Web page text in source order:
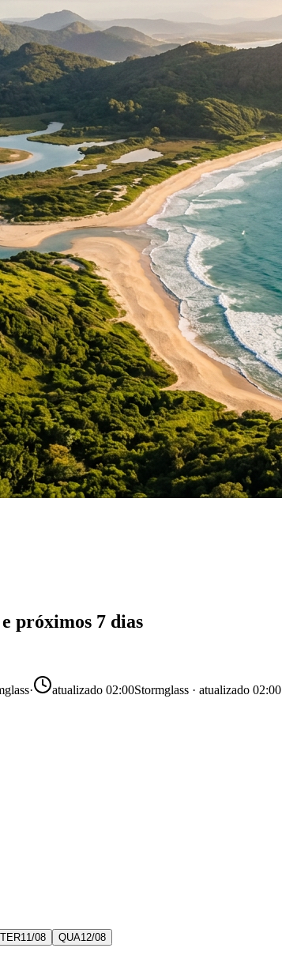
próximos 7 dias
· atualizado 02:00Stormglass · atualizado 02:00
TER11/08 QUA12/08